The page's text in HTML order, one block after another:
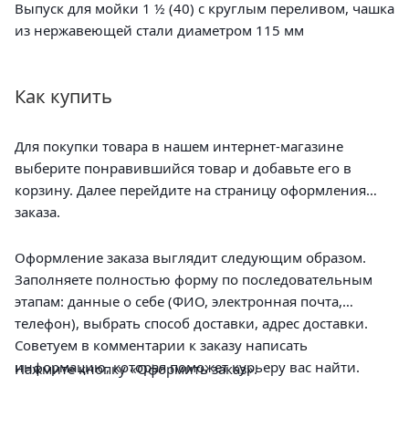
Выпуск для мойки 1 ½ (40) с круглым переливом, чашка
из нержавеющей стали диаметром 115 мм
Как купить
Для покупки товара в нашем интернет-магазине
выберите понравившийся товар и добавьте его в
корзину. Далее перейдите на страницу оформления
заказа.
Оформление заказа выглядит следующим образом.
Заполняете полностью форму по последовательным
этапам: данные о себе (ФИО, электронная почта,
телефон), выбрать способ доставки, адрес доставки.
Советуем в комментарии к заказу написать
информацию, которая поможет курьеру вас найти.
Нажмите кнопку «Оформить заказ».